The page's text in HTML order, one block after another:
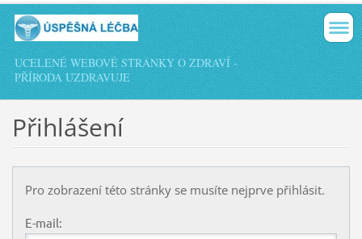
UCELENÉ WEBOVÉ STRÁNKY O ZDRAVÍ -
PŘÍRODA UZDRAVUJE
Přihlášení
Pro zobrazení této stránky se musíte nejprve přihlásit.
E-mail: